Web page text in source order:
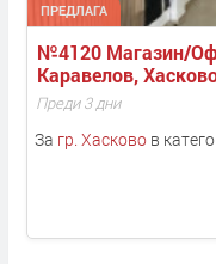
ПРЕДЛАГА
№4120 Магазин/
Каравелов,
Преди 3 дни
За гр. Хасковов